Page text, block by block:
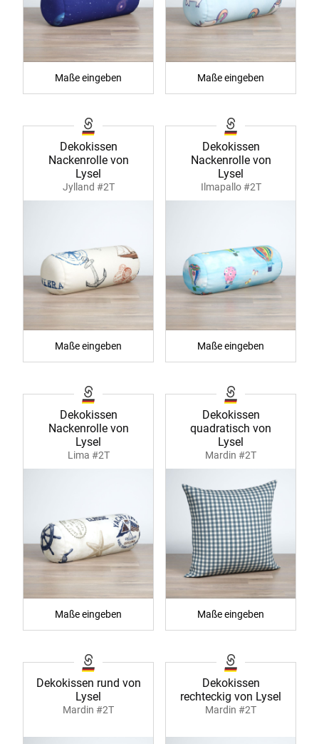
Maße eingeben Maße eingeben
Dekokissen
Nackenrolle von
Lysel
Jylland #2T
Maße eingeben
Dekokissen
Nackenrolle von
Lysel
Ilmapallo #2T
Maße eingeben
Dekokissen
Nackenrolle von
Lysel
Lima #2T
Maße eingeben
Dekokissen
quadratisch von
Lysel
Mardin #2T
Maße eingeben
Dekokissen rund von
Lysel
Mardin #2T
Dekokissen
rechteckig von Lysel
Mardin #2T